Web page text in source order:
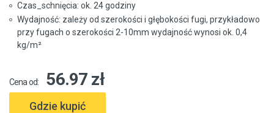
Czas_schnięcia: ok. 24 godziny
Wydajność: zależy od szerokości i głębokości fugi, przykładowo
przy fugach o szerokości 2-10mm wydajność wynosi ok. 0,4
kg/m²
Cena od: 56.97 zł
Gdzie kupić